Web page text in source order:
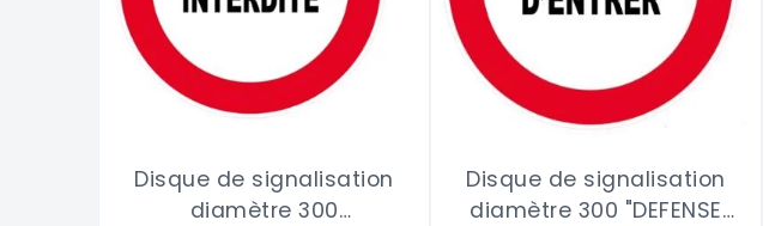
Disque de signalisation
diamètre 300
Disque de signalisation
diamètre 300 "DEFENSE